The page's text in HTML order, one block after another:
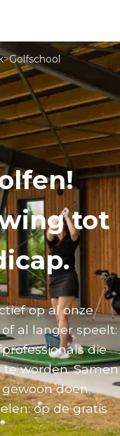
>Golfschool
tot
op al onze
al langer speelt:
die
worden. Samen
doen.
op de gratis